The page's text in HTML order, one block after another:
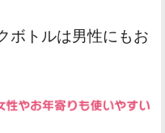
ボトルは男性にもお